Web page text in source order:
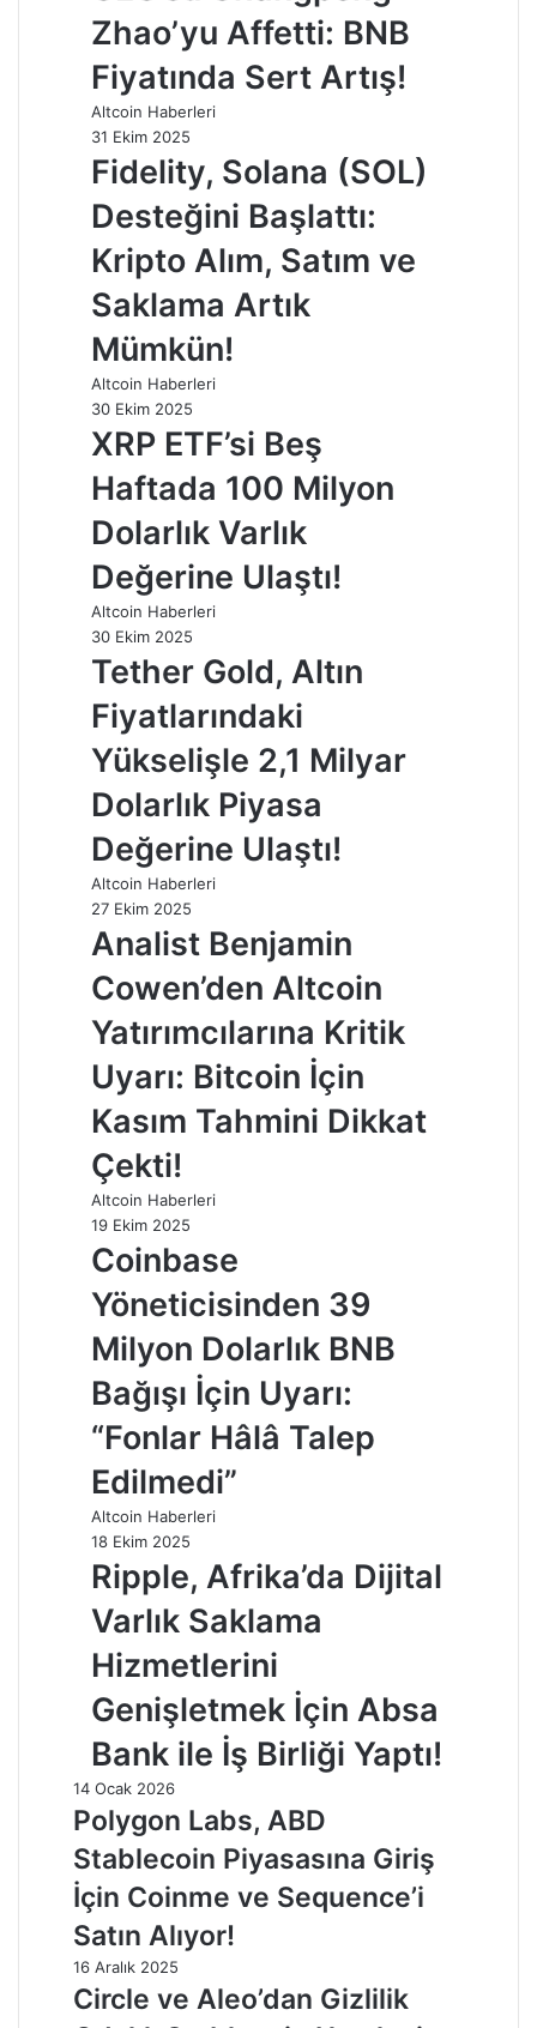
Zhao’yu Affetti: BNB
Fiyatında Sert Artış!
Altcoin Haberleri
31 Ekim 2025
Fidelity, Solana (SOL)
Desteğini Başlattı:
Kripto Alım, Satım ve
Saklama Artık
Mümkün!
Altcoin Haberleri
30 Ekim 2025
XRP ETF’si Beş
Haftada 100 Milyon
Dolarlık Varlık
Değerine Ulaştı!
Altcoin Haberleri
30 Ekim 2025
Tether Gold, Altın
Fiyatlarındaki
Yükselişle 2,1 Milyar
Dolarlık Piyasa
Değerine Ulaştı!
Altcoin Haberleri
27 Ekim 2025
Analist Benjamin
Cowen’den Altcoin
Yatırımcılarına Kritik
Uyarı: Bitcoin İçin
Kasım Tahmini Dikkat
Çekti!
Altcoin Haberleri
19 Ekim 2025
Coinbase
Yöneticisinden 39
Milyon Dolarlık BNB
Bağışı İçin Uyarı:
“Fonlar Hâlâ Talep
Edilmedi”
Altcoin Haberleri
18 Ekim 2025
Ripple, Afrika’da Dijital
Varlık Saklama
Hizmetlerini
Genişletmek İçin Absa
Bank ile İş Birliği Yaptı!
14 Ocak 2026
Polygon Labs, ABD
Stablecoin Piyasasına Giriş
İçin Coinme ve Sequence’i
Satın Alıyor!
16 Aralık 2025
Circle ve Aleo’dan Gizlilik